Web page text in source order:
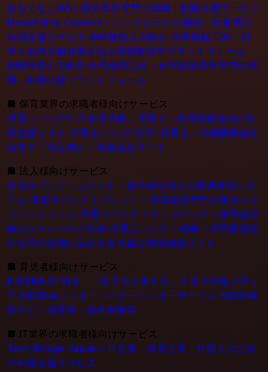
おもてなしHR - 宿泊業界専門の就職・転職支援サービス
Hospitality Careers - シンガポールの宿泊・飲食専門
転職支援サービス 886旅館人力銀行 日本旅館工作 - 日
本と台湾の観光業を結ぶ課題解決型プラットフォーム
886旅館人力銀行 台湾旅館工作 - 台湾宿泊業界専門の就
職・転職支援プラットフォーム
■ 保育業界の求職者様向けサービス
保育士バンク! -日本最大級。保育士・幼稚園教論向け転
職支援サイト 保育士バンク! 新卒-保育士・幼稚園教論を
目指す「学生向け」就職活動サイト
■ 法人様向けサービス
保育士バンク！コネクト - 保育施設向けの業務支援シス
テム 保育士バンク！パレット - 保育施設専門の職員マネ
ジメントツール 保育士バンク！ウェブパック - 保育施設
向けホームページ制作 保育士バンク！総研 - 保育園経営
や保育の実務に活かせる有益な情報発信サイト
■ 育児者様向けサービス
KIDSNA STYLE - 「育てるを考える」子育て情報メディ
ア KIDSNAシッター - ベビーシッターサービス KIDSNA
園ナビ - 保育園・幼稚園検索
■ IT業界の求職者様向けサービス
Tech Bridge Japan - IT企業、成長企業、外国人のため
の転職支援サービス